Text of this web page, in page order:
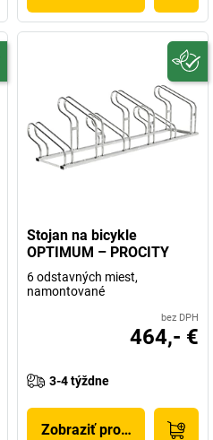
Stojan na bicykle
OPTIMUM – PROCITY
6 odstavných miest,
namontované
bez DPH
464,- €
3-4 týždne
Zobraziť produkt